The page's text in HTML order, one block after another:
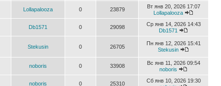
Lollapalooza 0 23879
Вт янв 20, 2026 17:07
Lollapalooza
Db1571 0 29098
Ср янв 14, 2026 14:43
Db1571
Stekusin 0 26705
Пн янв 12, 2026 15:41
Stekusin
noboris 0 33908
Вс янв 11, 2026 09:54
noboris
noboris 0 25310
Сб янв 10, 2026 19:30